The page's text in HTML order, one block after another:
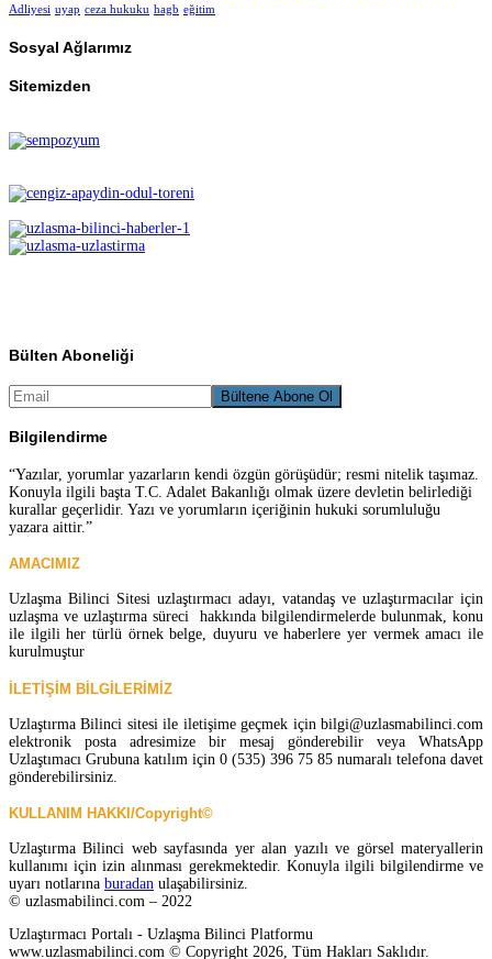
Adliyesi uyap ceza hukuku hagb eğitim
Sosyal Ağlarımız
Sitemizden
Bülten Aboneliği
Bilgilendirme
“Yazılar, yorumlar yazarların kendi özgün görüşüdür; resmi nitelik taşımaz.
Konuyla ilgili başta T.C. Adalet Bakanlığı olmak üzere devletin belirlediği
kurallar geçerlidir. Yazı ve yorumların içeriğinin hukuki sorumluluğu
yazara aittir.”
AMACIMIZ
Uzlaşma Bilinci Sitesi uzlaştırmacı adayı, vatandaş ve uzlaştırmacılar için
uzlaşma ve uzlaştırma süreci hakkında bilgilendirmelerde bulunmak, konu
ile ilgili her türlü örnek belge, duyuru ve haberlere yer vermek amacı ile
kurulmuştur
İLETİŞİM BİLGİLERİMİZ
Uzlaştırma Bilinci sitesi ile iletişime geçmek için bilgi@uzlasmabilinci.com
elektronik posta adresimize bir mesaj gönderebilir veya WhatsApp
Uzlaştımacı Grubuna katılım için 0 (535) 396 75 85 numaralı telefona davet
gönderebilirsiniz.
KULLANIM HAKKI/Copyright©
Uzlaştırma Bilinci web sayfasında yer alan yazılı ve görsel materyallerin
kullanımı için izin alınması gerekmektedir. Konuyla ilgili bilgilendirme ve
uyarı notlarına buradan ulaşabilirsiniz.
© uzlasmabilinci.com – 2022
Uzlaştırmacı Portalı - Uzlaşma Bilinci Platformu
www.uzlasmabilinci.com © Copyright 2026, Tüm Hakları Saklıdır.